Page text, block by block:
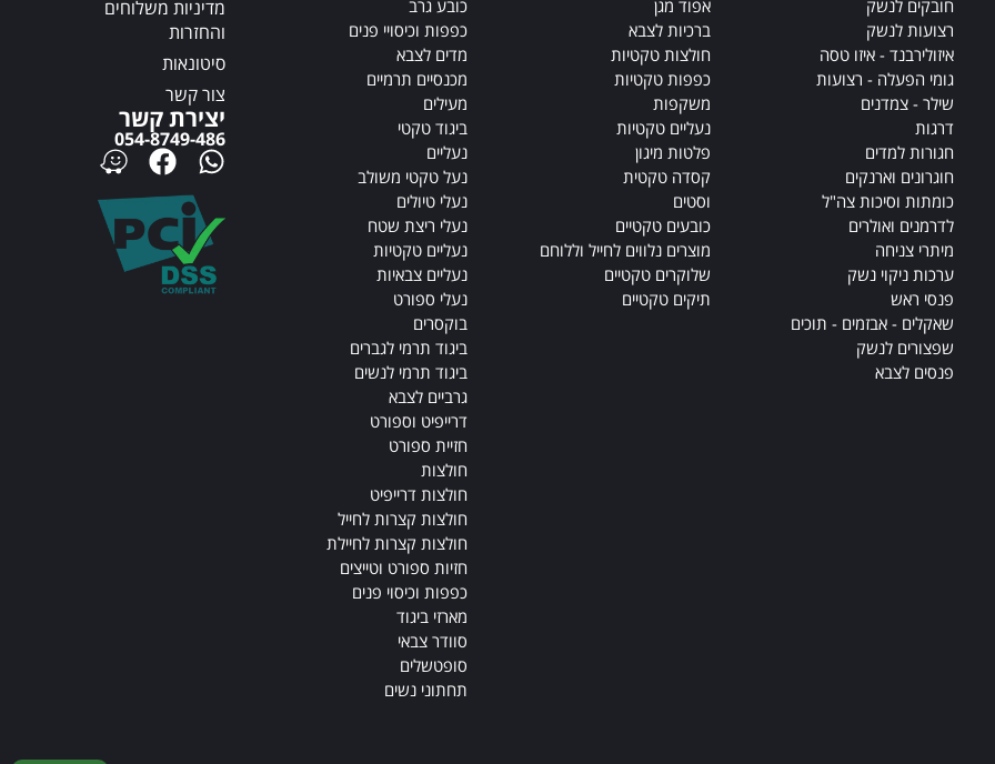
חובקים לנשק
רצועות לנשק
איזולירבנד - איזו טסה
גומי הפעלה - רצועות
שילר - צמדנים
דרגות
חגורות למדים
חוגרונים וארנקים
כומתות וסיכות צה"ל
לדרמנים ואולרים
מיתרי צניחה
ערכות ניקוי נשק
פנסי ראש
שאקלים - אבזמים - תוכים
שפצורים לנשק
פנסים לצבא
אפוד מגן
ברכיות לצבא
חולצות טקטיות
כפפות טקטיות
משקפות
נעליים טקטיות
פלטות מיגון
קסדה טקטית
וסטים
כובעים טקטיים
מוצרים נלווים לחייל וללוחם
שלוקרים טקטיים
תיקים טקטיים
כובע גרב
כפפות וכיסויי פנים
מדים לצבא
מכנסיים תרמיים
מעילים
ביגוד טקטי
נעליים
נעל טקטי משולב
נעלי טיולים
נעלי ריצת שטח
נעליים טקטיות
נעליים צבאיות
נעלי ספורט
בוקסרים
ביגוד תרמי לגברים
ביגוד תרמי לנשים
גרביים לצבא
דרייפיט וספורט
חזיית ספורט
חולצות
חולצות דרייפיט
חולצות קצרות לחייל
חולצות קצרות לחיילת
חזיות ספורט וטייצים
כפפות וכיסוי פנים
מארזי ביגוד
סוודר צבאי
סופטשלים
תחתוני נשים
מדיניות משלוחים
והחזרות
סיטונאות
צור קשר
יצירת קשר
054-8749-486